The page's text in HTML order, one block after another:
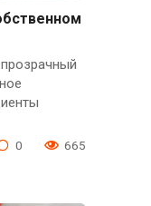
0 665